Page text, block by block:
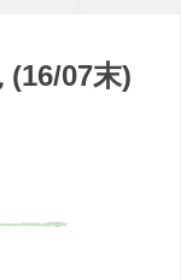
(16/07末)